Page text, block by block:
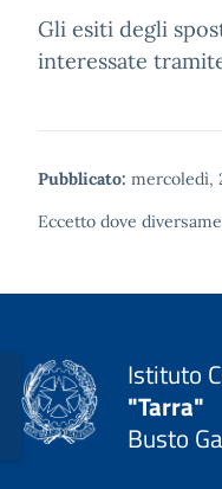
Gli esiti degli
interessate
Pubblicato: mercoledì,
Eccetto dove
Istituto
"Tarra"
Busto